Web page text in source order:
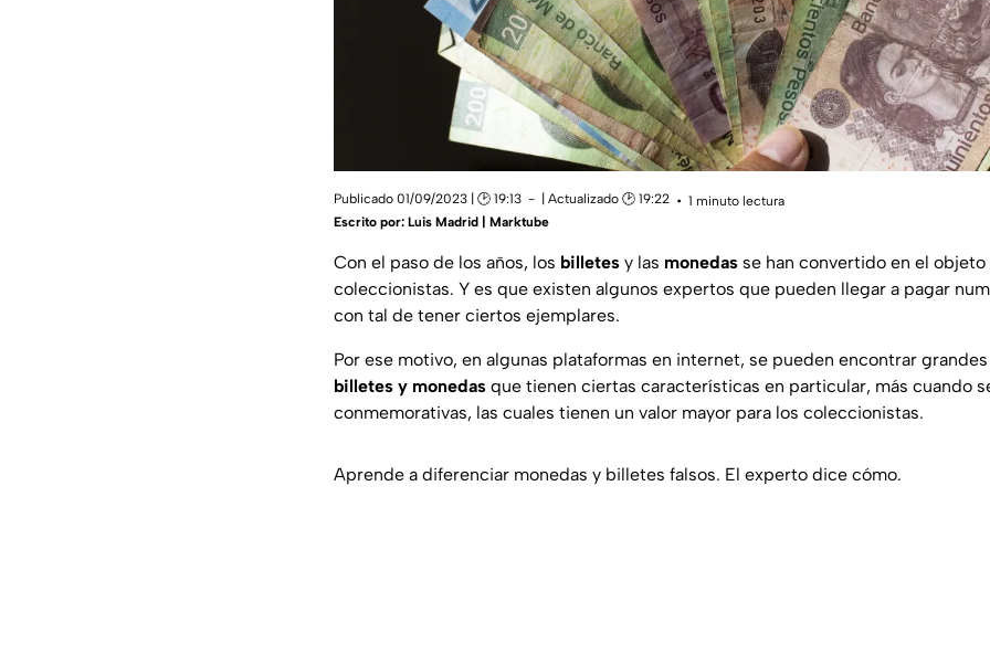
Publicado 01/09/2023 | 🕑 19:13 | Actualizado 🕑 19:22
1 minuto lectura
Escrito por: Luis Madrid | Marktube
Con el paso de los años, los billetes y las monedas se han convertido en el
coleccionistas. Y es que existen algunos expertos que pueden llegar a pagar
con tal de tener ciertos ejemplares.
Por ese motivo, en algunas plataformas en internet, se pueden encontrar
billetes y monedas que tienen ciertas características en particular, más cuando
conmemorativas, las cuales tienen un valor mayor para los coleccionistas.
Aprende a diferenciar monedas y billetes falsos. El experto dice cómo.